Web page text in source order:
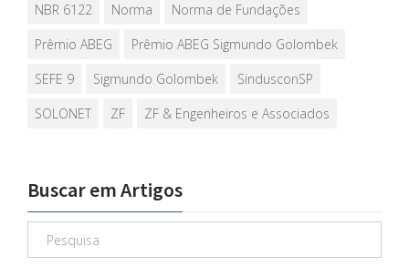
NBR 6122
Norma
Norma de Fundações
Prêmio ABEG
Prêmio ABEG Sigmundo Golombek
SEFE 9
Sigmundo Golombek
SindusconSP
SOLONET
ZF ZF & Engenheiros e Associados
Buscar em Artigos